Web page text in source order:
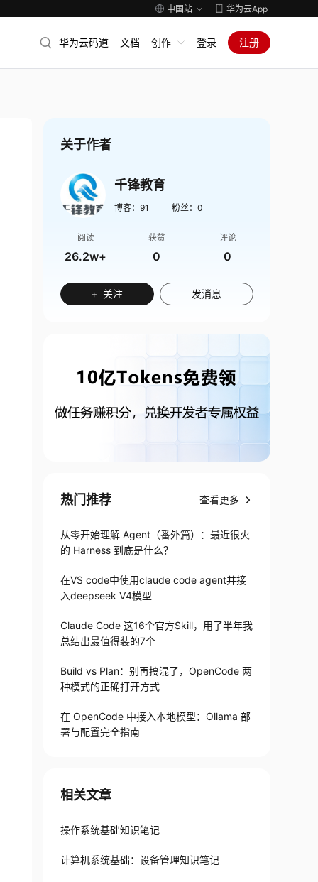
中国站 华为云App
华为云码道 文档 创作 登录 注册
关于作者
千锋教育
博客： 91 粉丝： 0
阅读
26.2w+
获赞
0
评论
0
+ 关注 发消息
热门推荐 查看更多
从零开始理解 Agent（番外篇）：最近很火
的 Harness 到底是什么？
在VS code中使用claude code agent并接
入deepseek V4模型
Claude Code 这16个官方Skill，用了半年我
总结出最值得装的7个
Build vs Plan：别再搞混了，OpenCode 两
种模式的正确打开方式
在 OpenCode 中接入本地模型：Ollama 部
署与配置完全指南
相关文章
操作系统基础知识笔记
计算机系统基础：设备管理知识笔记